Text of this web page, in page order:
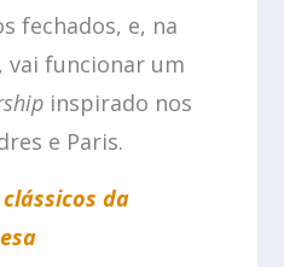
fechados, e, na
vai funcionar um
inspirado nos
e Paris.
da